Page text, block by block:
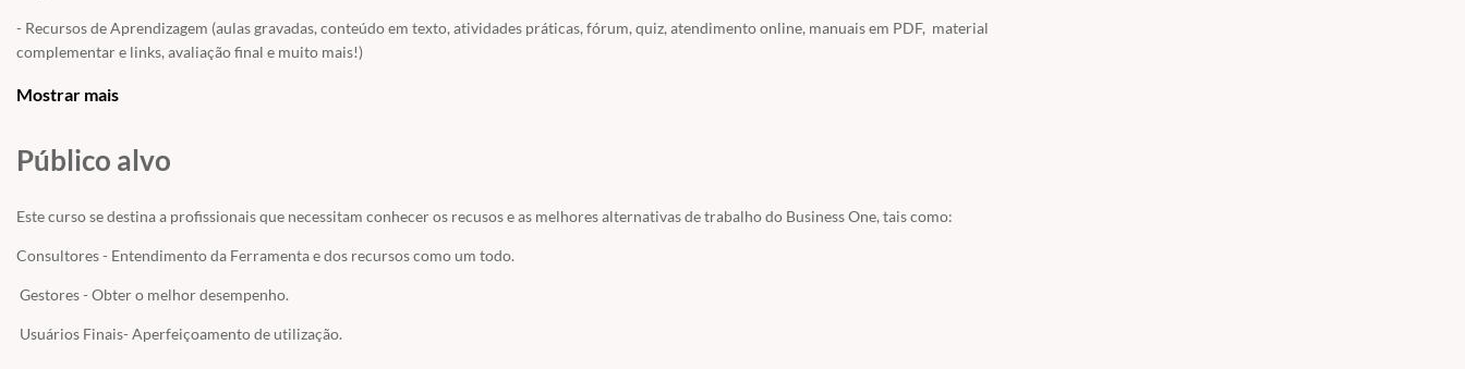
- Recursos de Aprendizagem (aulas gravadas, conteúdo em texto, atividades práticas, fórum, quiz, atendimento online, manuais em PDF, material
complementar e links, avaliação final e muito mais!)
OBS: Este curso gratuito NÃO POSSUI acesso ao BUSINESS ONE. Caso você seja aluno do site ou usuário você pode usar o acesso fornecido para
Mostrar mais
Público alvo
Este curso se destina a profissionais que necessitam conhecer os recusos e as melhores alternativas de trabalho do Business One, tais como:
Consultores - Entendimento da Ferramenta e dos recursos como um todo.
Gestores - Obter o melhor desempenho.
Usuários Finais- Aperfeiçoamento de utilização.